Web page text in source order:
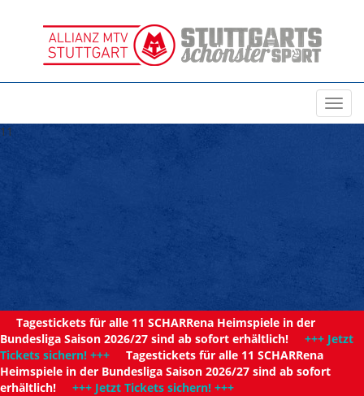
11
Tagestickets für alle 11 SCHARRena Heimspiele in der
Bundesliga Saison 2026/27 sind ab sofort erhältlich! +++ Jetzt
Tickets sichern! +++ Tagestickets für alle 11 SCHARRena
Heimspiele in der Bundesliga Saison 2026/27 sind ab sofort
erhältlich! +++ Jetzt Tickets sichern! +++